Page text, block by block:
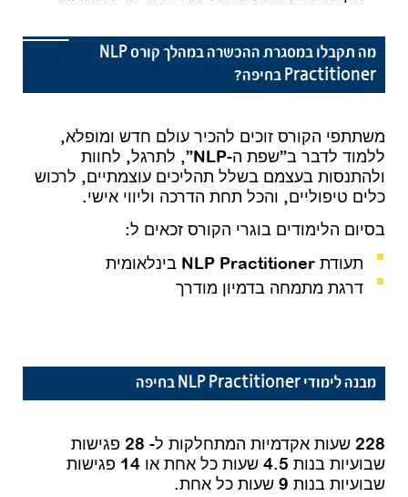
מה תקבלו במסגרת ההכשרה במהלך קורס NLP
Practitioner בחיפה?
משתתפי הקורס זוכים להכיר עולם חדש ומופלא,
ללמוד לדבר ב”שפת ה-NLP”, לתרגל, לחוות
ולהתנסות בעצמם בשלל תהליכים עוצמתיים, לרכוש
כלים טיפוליים, והכל תחת הדרכה וליווי אישי.
בסיום הלימודים בוגרי הקורס זכאים ל:
תעודת NLP Practitioner בינלאומית
דרגת מתמחה בדמיון מודרך
מבנה לימודי NLP Practitioner בחיפה
228 שעות אקדמיות המתחלקות ל- 28 פגישות
שבועיות בנות 4.5 שעות כל אחת או 14 פגישות
שבועיות בנות 9 שעות כל אחת.